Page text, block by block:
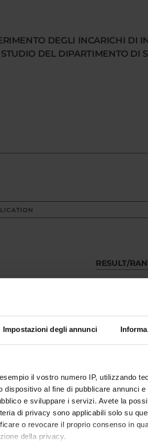
Impostazioni degli annunci
il vostro numero IP, utilizzando
al fine di pubblicare annunci e
e sviluppare i servizi. Avete la
di privacy sono applicabili solo su
o revocare il proprio consenso in
della privacy.
DEGLI INCARICHI DI
DEL DIPARTIMENTO DI
RESULT/
Decreto
Attribuzione